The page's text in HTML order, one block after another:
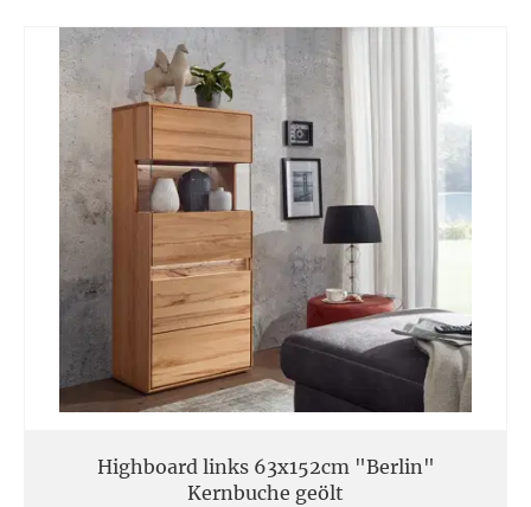
Highboard links 63x152cm "Berlin"
Kernbuche geölt